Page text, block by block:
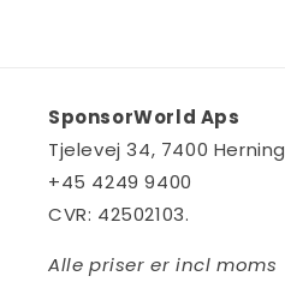
SponsorWorld Aps
Tjelevej 34, 7400 Herning
+45 4249 9400
CVR: 42502103.
Alle priser er incl moms